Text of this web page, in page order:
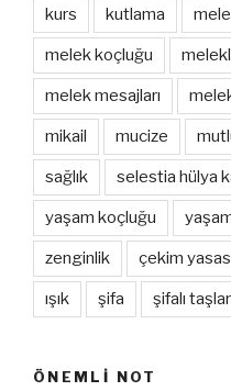
kurs kutlama
melek koçluğu
melek mesajları
mikail mucize
sağlık selestia hülya
yaşam koçluğu
zenginlik çekim
ışık şifa şifalı taşlar
ÖNEMLI NOT